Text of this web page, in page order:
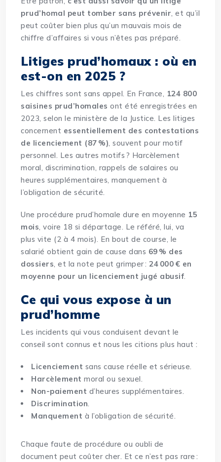
prud’homal peut tomber sans prévenir, et qu’il
peut coûter bien plus qu’un mauvais mois de
chiffre d’affaires si vous n’êtes pas préparé.
Litiges prud’homaux : où en
est-on en 2025 ?
Les chiffres sont sans appel. En France, 124 800
saisines prud’homales ont été enregistrées en
2023, selon le ministère de la Justice. Les litiges
concernent essentiellement des contestations
de licenciement (87 %), souvent pour motif
personnel. Les autres motifs ? Harcèlement
moral, discrimination, rappels de salaires ou
heures supplémentaires, manquement à
l’obligation de sécurité.
Une procédure prud’homale dure en moyenne 15
mois, voire 18 si départage. Le référé, lui, va
plus vite (2 à 4 mois). En bout de course, le
salarié obtient gain de cause dans 69 % des
dossiers, et la note peut grimper :24 000 € en
moyenne pour un licenciement jugé abusif.
Ce qui vous expose à un
prud’homme
Les incidents qui vous conduisent devant le
conseil sont connus et nous les citions plus haut :
Licenciement sans cause réelle et sérieuse.
Harcèlementmoral ou sexuel.
Non-paiement d’heures supplémentaires.
Discrimination.
Manquement à l’obligation de sécurité.
Chaque faute de procédure ou oubli de
document peut coûter cher. Et ce n’est pas rare :